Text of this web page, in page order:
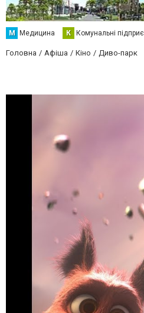
М Медицина К Комунальні
Головна Афіша Кіно Диво-парк